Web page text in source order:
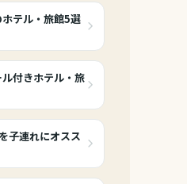
テル・旅館5選
付きホテル・旅
子連れにオスス